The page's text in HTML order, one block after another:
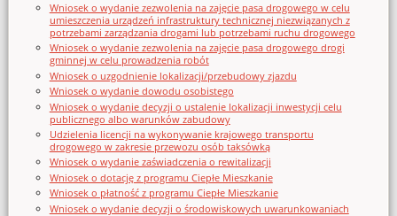
Wniosek o wydanie zezwolenia na zajęcie pasa drogowego w celu
umieszczenia urządzeń infrastruktury technicznej niezwiązanych z
potrzebami zarządzania drogami lub potrzebami ruchu drogowego
Wniosek o wydanie zezwolenia na zajęcie pasa drogowego drogi
gminnej w celu prowadzenia robót
Wniosek o uzgodnienie lokalizacji/przebudowy zjazdu
Wniosek o wydanie dowodu osobistego
Wniosek o wydanie decyzji o ustalenie lokalizacji inwestycji celu
publicznego albo warunków zabudowy
Udzielenia licencji na wykonywanie krajowego transportu
drogowego w zakresie przewozu osób taksówką
Wniosek o wydanie zaświadczenia o rewitalizacji
Wniosek o dotację z programu Ciepłe Mieszkanie
Wniosek o płatność z programu Ciepłe Mieszkanie
Wniosek o wydanie decyzji o środowiskowych uwarunkowaniach